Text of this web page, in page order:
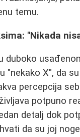
temu.
"Nikada
duboko
"nekako X", da
percepcija
potpuno
detalj dok
da su joj